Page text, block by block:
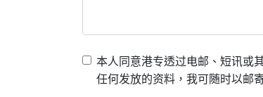
本人同意港专透过电邮、短讯或
任何发放的资料，我可随时以邮